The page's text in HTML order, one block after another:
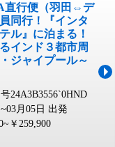
直行便（羽田⇔デ
同行！『インタ
ル』に泊まる！
インド３都市周
ジャイプール～
24A3B3556`0HND
月05日 出発
￥259,900